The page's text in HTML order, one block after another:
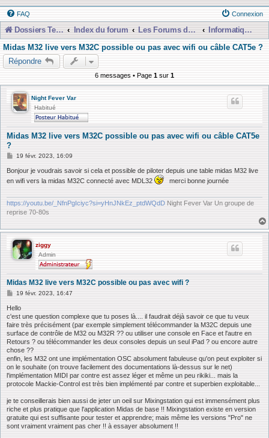
FAQ Connexion
Dossiers Techniques Index du forum Les Forums de Discussions
Informatique, Consoles Numériques et MAO
Midas M32 live vers M32C possible ou pas avec wifi ou câble CAT5e ?
Répondre
6 messages • Page 1 sur 1
Night Fever Var
Habitué
Midas M32 live vers M32C possible ou pas avec wifi ou câble CAT5e
?
M
s
a
e
19 févr. 2023, 16:09
Bonjour je voudrais savoir si cela et possible de piloter depuis une table midas M32 live
en wifi vers la midas M32C connecté avec MDL32
merci bonne journée
https://youtu.be/_NfnPgIciyc?si=yHnJNkEz_ptdWQdD Night Fever Var Un groupe de
reprise 70-80s
ziggy
Admin
Midas M32 live vers M32C possible ou pas avec wifi ?
M
s
s
g
e
19 févr. 2023, 16:47
Hello
c'est une question complexe que tu poses là.... il faudrait déjà savoir ce que tu veux
faire très précisément (par exemple simplement télécommander la M32C depuis une
surface de contrôle de M32 ou M32R ?? ou utiliser une console en Face et l'autre en
Retours ? ou télécommander les deux consoles depuis un seul iPad ? ou encore autre
chose ??
enfin, les M32 ont une implémentation OSC absolument fabuleuse qu'on peut exploiter si
on le souhaite (on trouve facilement des documentations là-dessus sur le net)
l'implémentation MIDI par contre est assez léger et même un peu rikiki... mais la
protocole Mackie-Control est très bien implémenté par contre et superbien exploitable...
je te conseillerais bien aussi de jeter un oeil sur Mixingstation qui est immensément plus
riche et plus pratique que l'application Midas de base !! Mixingstation existe en version
gratuite qui est suffisante pour tester et apprendre; mais même les versions "Pro" ne
sont vraiment vraiment pas cher !! à essayer absolument !!